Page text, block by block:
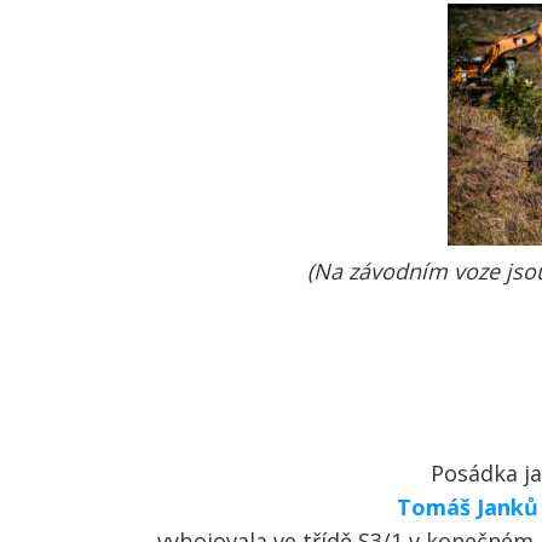
(Na závodním voze
Posádka
Tomáš Janků